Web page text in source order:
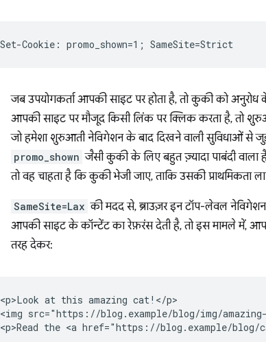
जब उपयोगकर्ता आपकी साइट पर होता है, तो कुकी को अनुरोध
आपकी साइट पर मौजूद किसी लिंक पर क्लिक करता है, तो
जो हमेशा शुरुआती नेविगेशन के बाद दिखने वाली सुविधाओं से
promo_shown जैसी कुकी के लिए बहुत ज़्यादा पाबंदी
तो वह चाहता है कि कुकी भेजी जाए, ताकि उसकी प्राथमिकता
SameSite=Lax की मदद से, ब्राउज़र इन टॉप-लेवल
आपकी साइट के कॉन्टेंट का रेफ़रंस देती है, तो इस मामले में,
तरह देकर:
<p>Look at this amazing cat!</p>
<img src="https://blog.example/blog/img/